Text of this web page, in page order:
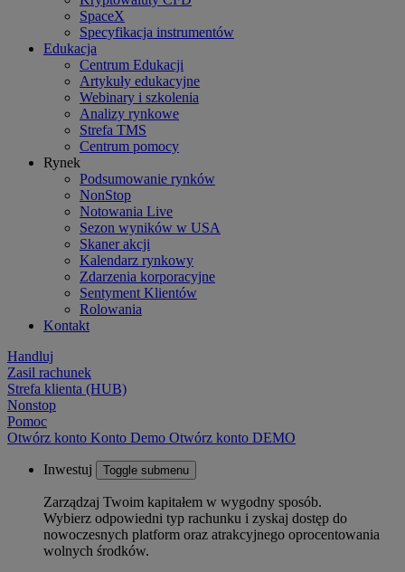
SpaceX
Specyfikacja instrumentów
Edukacja
Centrum Edukacji
Artykuły edukacyjne
Webinary i szkolenia
Analizy rynkowe
Strefa TMS
Centrum pomocy
Rynek
Podsumowanie rynków
NonStop
Notowania Live
Sezon wyników w USA
Skaner akcji
Kalendarz rynkowy
Zdarzenia korporacyjne
Sentyment Klientów
Rolowania
Kontakt
Handluj
Zasil rachunek
Strefa klienta (HUB)
Nonstop
Pomoc
Otwórz konto Konto Demo Otwórz konto DEMO
Inwestuj Toggle submenu
Zarządzaj Twoim kapitałem w wygodny sposób.
Wybierz odpowiedni typ rachunku i zyskaj dostęp do
nowoczesnych platform oraz atrakcyjnego oprocentowania
wolnych środków.